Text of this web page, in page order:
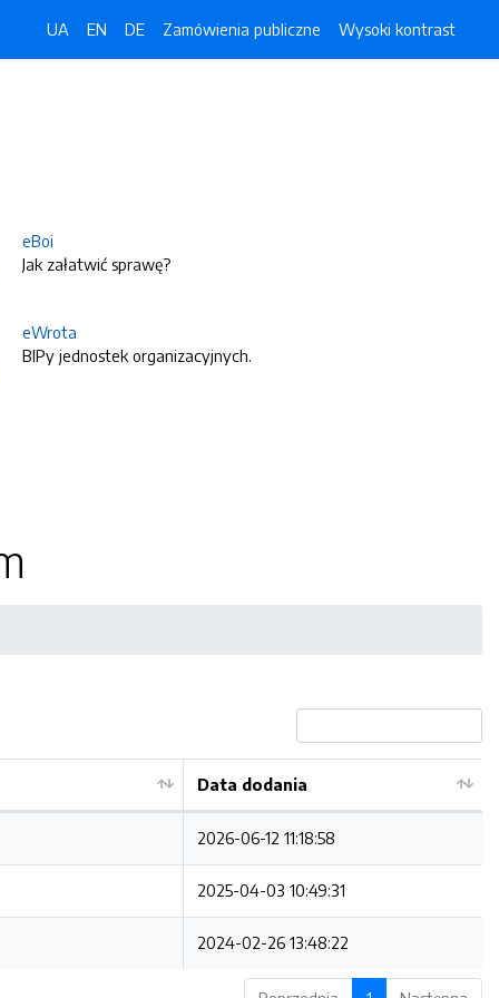
UA EN DE Zamówienia publiczne Wysoki kontrast
eBoi
Jak załatwić sprawę?
eWrota
BIPy jednostek organizacyjnych.
Data dodania
2026-06-12 11:18:58
2025-04-03 10:49:31
2024-02-26 13:48:22